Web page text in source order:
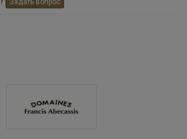
Задать вопрос